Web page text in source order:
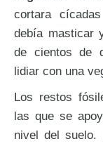
cortara
debía masticar
de cientos de
lidiar con una
Los restos
las que se
nivel del suelo.